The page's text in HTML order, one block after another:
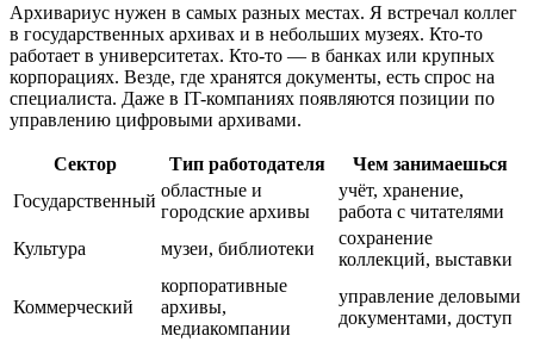
Архивариус нужен в самых разных местах. Я встречал коллег
в государственных архивах и в небольших музеях. Кто-то
работает в университетах. Кто-то — в банках или крупных
корпорациях. Везде, где хранятся документы, есть спрос на
специалиста. Даже в IT-компаниях появляются позиции по
управлению цифровыми архивами.
Сектор Тип работодателя
Чем занимаешься
Государственный
областные и
городские архивы
учёт, хранение,
работа с читателями
Культура
музеи, библиотеки
сохранение
коллекций, выставки
Коммерческий
корпоративные
архивы,
медиакомпании
управление деловыми
документами, доступ